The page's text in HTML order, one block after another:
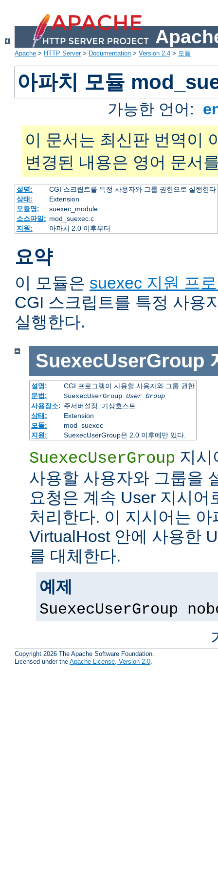
Apache > HTTP Server> Documentation > Version 2.4 > 모듈
아파치 모듈
가능한 언어:
이 문서는 최신판 번역이
변경된 내용은 영어 문서
설명:
CGI 스크립트를 특정 사용자와 그룹 권한으로 실행한다
상태:
Extension
모듈명:
suexec_module
소스파일: mod_suexec.c
지원:
아파치 2.0 이후부터
요약
이 모듈은 suexec 지원 프
CGI 스크립트를 특정 사용
실행한다.
SuexecUserGroup
설명:
CGI 프로그램이 사용할 사용자와 그룹 권한
문법:
SuexecUserGroup User Group
사용장소: 주서버설정, 가상호스트
상태:
Extension
모듈:
mod_suexec
지원:
SuexecUserGroup은 2.0 이후에만 있다.
SuexecUserGroup 지시
사용할 사용자와 그룹을
요청은 계속 User 지시어
처리한다. 이 지시어는
VirtualHost 안에 사용한
를 대체한다.
예제
SuexecUserGroup
Copyright 2026 The Apache Software Foundation.
Licensed under the Apache License, Version 2.0.